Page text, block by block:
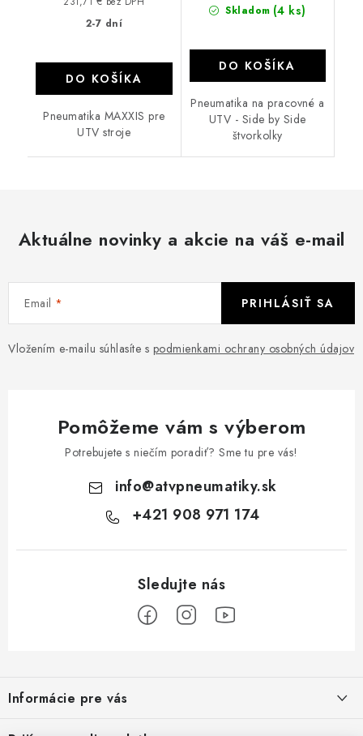
2-7 dní
DO KOŠÍKA
Pneumatika MAXXIS pre
UTV stroje
Skladom (4 ks)
DO KOŠÍKA
Pneumatika na pracovné a
UTV - Side by Side
štvorkolky
Aktuálne novinky a akcie na váš e-mail
Email
Vložením e-mailu súhlasíte s podmienkami ochrany osobných údajov
PRIHLÁSIŤ SA
Pomôžeme vám s výberom
Potrebujete s niečím poradiť? Sme tu pre vás!
info@atvpneumatiky.sk
+421 908 971 174
p
ä
Informácie pre vás
Podmienky ochrany osobných údajov